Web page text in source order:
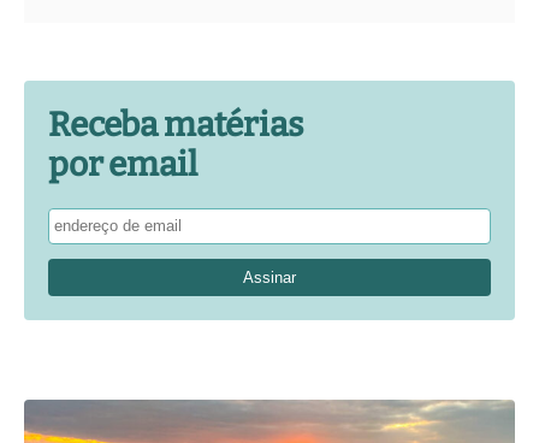
Receba matérias
por email